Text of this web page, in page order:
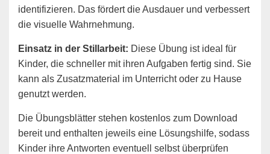
identifizieren. Das fördert die Ausdauer und verbessert
die visuelle Wahrnehmung.
Einsatz in der Stillarbeit: Diese Übung ist ideal für
Kinder, die schneller mit ihren Aufgaben fertig sind. Sie
kann als Zusatzmaterial im Unterricht oder zu Hause
genutzt werden.
Die Übungsblätter stehen kostenlos zum Download
bereit und enthalten jeweils eine Lösungshilfe, sodass
Kinder ihre Antworten eventuell selbst überprüfen